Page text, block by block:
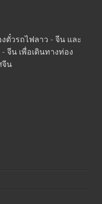
ตั๋วรถไฟลาว - จีน และ
จีน เพื่อเดินทางท่อง
จีน